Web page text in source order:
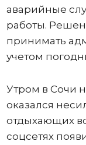
аварийные
работы.
принимать
учетом
Утром в Сочи
оказался
отдыхающих
соцсетях